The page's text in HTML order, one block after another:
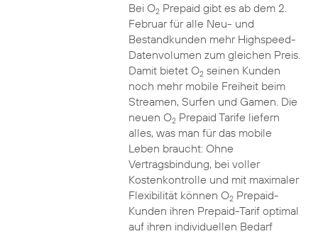
Bei O2Prepaid gibt es ab dem 2.
Februar für alle Neu- und
Bestandkunden mehr Highspeed-
Datenvolumen zum gleichen Preis.
Damit bietet O2seinen Kunden
noch mehr mobile Freiheit beim
Streamen, Surfen und Gamen. Die
neuen O2Prepaid Tarife liefern
alles, was man für das mobile
Leben braucht: Ohne
Vertragsbindung, bei voller
Kostenkontrolle und mit maximaler
Flexibilität können O2Prepaid-
Kunden ihren Prepaid-Tarif optimal
auf ihren individuellen Bedarf